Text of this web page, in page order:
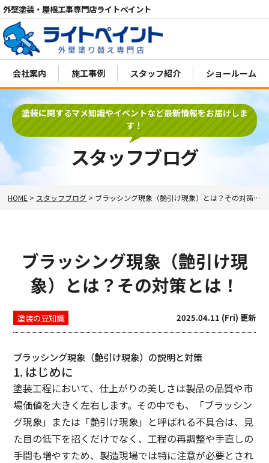
外壁塗装・屋根工事専門店ライトペイント
電話 MENU
会社案内 施工事例 スタッフ紹介 ショールーム
スタッフブログ
塗装に関するマメ知識やイベントなど最新情報をお届けしま
す！
HOME > スタッフブログ > ブラッシング現象（艶引け現象）とは？その対策とは！
ブラッシング現象（艶引け現
象）とは？その対策とは！
塗装の豆知識 2025.04.11 (Fri) 更新
ブラッシング現象（艶引け現象）の説明と対策
1. はじめに
塗装工程において、仕上がりの美しさは製品の品質や市
場価値を大きく左右します。その中でも、「ブラッシン
グ現象」または「艶引け現象」と呼ばれる不具合は、見
た目の低下を招くだけでなく、工程の再調整や手直しの
手間も増やすため、製造現場では特に注意が必要とされ